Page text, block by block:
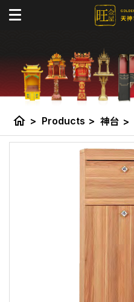
home > Products > 神台 >